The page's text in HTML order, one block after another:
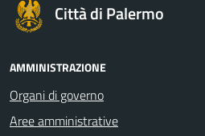
Città di Palermo
AMMINISTRAZIONE
Organi di governo
Aree amministrative